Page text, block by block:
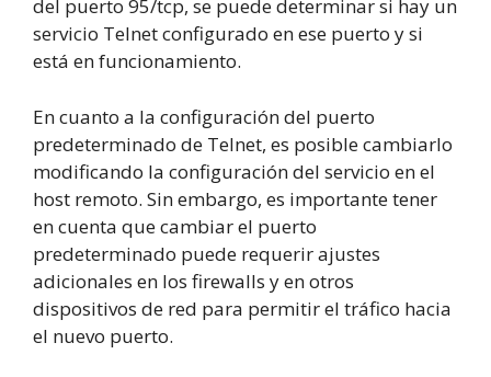
del puerto 95/tcp, se puede determinar si hay un
servicio Telnet configurado en ese puerto y si
está en funcionamiento.
En cuanto a la configuración del puerto
predeterminado de Telnet, es posible cambiarlo
modificando la configuración del servicio en el
host remoto. Sin embargo, es importante tener
en cuenta que cambiar el puerto
predeterminado puede requerir ajustes
adicionales en los firewalls y en otros
dispositivos de red para permitir el tráfico hacia
el nuevo puerto.